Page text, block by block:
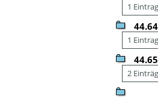
1 Eintrag
1 Eintrag
2